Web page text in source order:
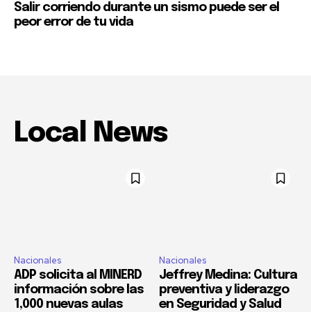
Salir corriendo durante un sismo puede ser el
peor error de tu vida
Local News
Nacionales
ADP solicita al MINERD
información sobre las
1,000 nuevas aulas
Nacionales
Jeffrey Medina: Cultura
preventiva y liderazgo
en Seguridad y Salud